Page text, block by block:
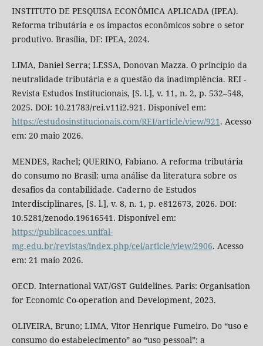
INSTITUTO DE PESQUISA ECONÔMICA APLICADA (IPEA).
Reforma tributária e os impactos econômicos sobre o setor
produtivo. Brasília, DF: IPEA, 2024.
LIMA, Daniel Serra; LESSA, Donovan Mazza. O princípio da
neutralidade tributária e a questão da inadimplência. REI -
Revista Estudos Institucionais, [S. l.], v. 11, n. 2, p. 532–548,
2025. DOI: 10.21783/rei.v11i2.921. Disponível em:
https://estudosinstitucionais.com/REI/article/view/921 . Acesso
em: 20 maio 2026.
MENDES, Rachel; QUERINO, Fabiano. A reforma tributária
do consumo no Brasil: uma análise da literatura sobre os
desafios da contabilidade. Caderno de Estudos
Interdisciplinares, [S. l.], v. 8, n. 1, p. e812673, 2026. DOI:
10.5281/zenodo.19616541. Disponível em:
https://publicacoes.unifal-
mg.edu.br/revistas/index.php/cei/article/view/2906. Acesso
em: 21 maio 2026.
OECD. International VAT/GST Guidelines. Paris: Organisation
for Economic Co-operation and Development, 2023.
OLIVEIRA, Bruno; LIMA, Vitor Henrique Fumeiro. Do “uso e
consumo do estabelecimento” ao “uso pessoal”: a